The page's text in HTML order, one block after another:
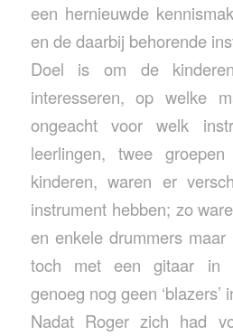
een hernieuwde
en de daarbij behorende
Doel is om de
interesseren, op welke
ongeacht voor welk
leerlingen, twee
kinderen, waren er
instrument hebben; zo
en enkele drummers
toch met een gitaar in
genoeg nog geen ‘blazers’
Nadat Roger zich had